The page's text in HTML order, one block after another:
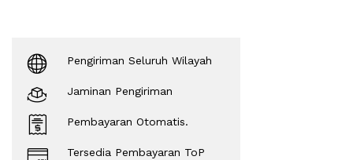
Pengiriman Seluruh Wilayah
Jaminan Pengiriman
Pembayaran Otomatis.
Tersedia Pembayaran ToP